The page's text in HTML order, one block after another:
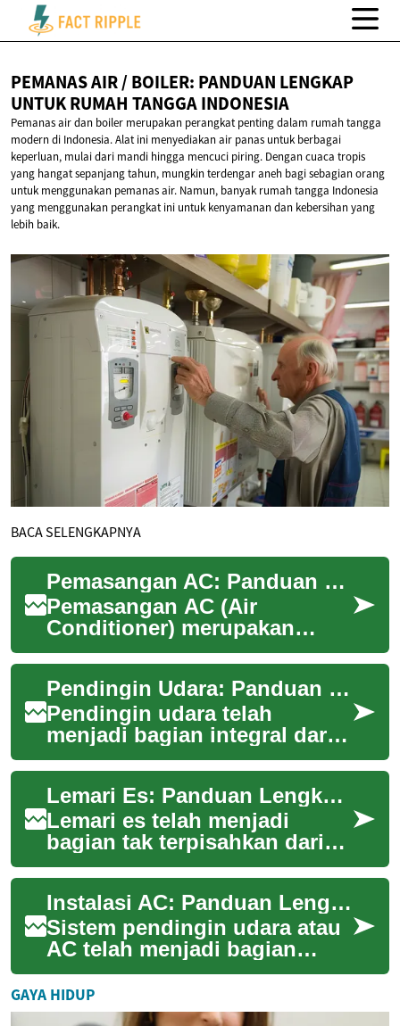
PEMANAS AIR / BOILER: PANDUAN LENGKAP
UNTUK RUMAH TANGGA INDONESIA
Pemanas air dan boiler merupakan perangkat penting dalam rumah tangga
modern di Indonesia. Alat ini menyediakan air panas untuk berbagai
keperluan, mulai dari mandi hingga mencuci piring. Dengan cuaca tropis
yang hangat sepanjang tahun, mungkin terdengar aneh bagi sebagian orang
untuk menggunakan pemanas air. Namun, banyak rumah tangga Indonesia
yang menggunakan perangkat ini untuk kenyamanan dan kebersihan yang
lebih baik.
BACA SELENGKAPNYA
Pemasangan AC: Panduan Lengkap untuk Kenyamanan Rumah Anda
Pemasangan AC (Air
Conditioner) merupakan
langkah penting untuk
menciptakan lingkungan
yang nyaman di dalam
rumah, te...
Pendingin Udara: Panduan Lengkap untuk Kenyamanan di Rumah
Pendingin udara telah
menjadi bagian integral dari
kehidupan modern, terutama
di negara-negara beriklim
tropis sepert...
Lemari Es: Panduan Lengkap tentang Teknologi Pendingin Rumah Tangga
Lemari es telah menjadi
bagian tak terpisahkan dari
kehidupan modern.
Perangkat ini tidak hanya
menyimpan makanan tet...
Instalasi AC: Panduan Lengkap untuk Memasang Sistem Pendingin di Rumah Anda
Sistem pendingin udara atau
AC telah menjadi bagian
integral dari kehidupan
modern, terutama di daerah
dengan iklim t...
GAYA HIDUP